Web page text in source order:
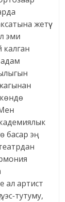
жетүү
эми
калган
басар эң
ал артист
эс-тутуму,